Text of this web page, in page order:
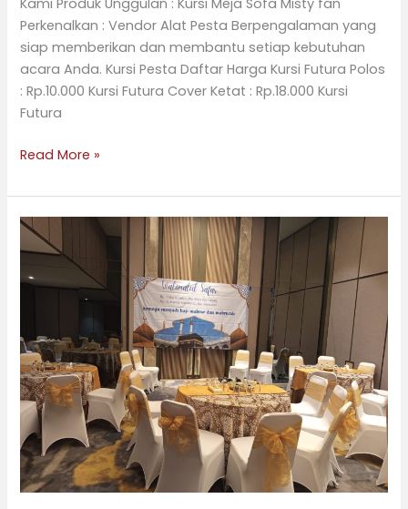
Kami Produk Unggulan : Kursi Meja Sofa Misty fan
Perkenalkan : Vendor Alat Pesta Berpengalaman yang
siap memberikan dan membantu setiap kebutuhan
acara Anda. Kursi Pesta Daftar Harga Kursi Futura Polos
: Rp.10.000 Kursi Futura Cover Ketat : Rp.18.000 Kursi
Futura
Read More »
Jasa
Sewa
Kursi
Futura
Kecamatan
Palmerah,
Jakarta
Barat